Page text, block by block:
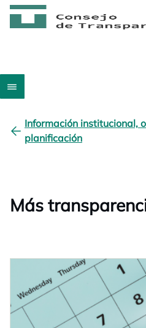
Información institucional,
planificación
Más